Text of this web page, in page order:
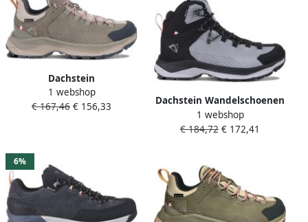
Dachstein
Dameswandelschoenen
Silvretta LC GTX
1 webshop
€ 167,46 € 156,33
Dachstein Wandelschoenen
Silvretta MC GTX
1 webshop
€ 184,72 € 172,41
6%